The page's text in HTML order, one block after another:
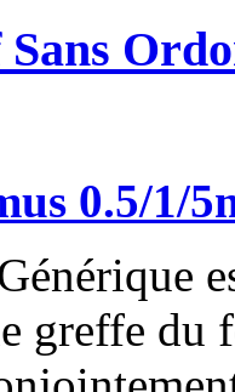
0.5/1/
greffe du